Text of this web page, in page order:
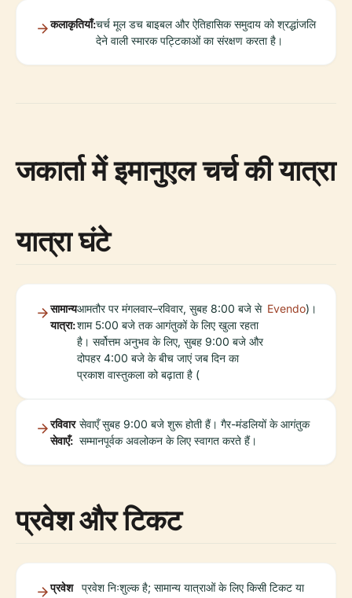
कलाकृतियाँ:चर्च मूल डच बाइबल और ऐतिहासिक समुदाय को श्रद्धांजलि
देने वाली स्मारक पट्टिकाओं का संरक्षण करता है।
जकार्ता में इमानुएल चर्च की यात्रा
यात्रा घंटे
सामान्य
यात्रा:
आमतौर पर मंगलवार–रविवार, सुबह 8:00 बजे से
शाम 5:00 बजे तक आगंतुकों के लिए खुला रहता
है। सर्वोत्तम अनुभव के लिए, सुबह 9:00 बजे और
दोपहर 4:00 बजे के बीच जाएं जब दिन का
प्रकाश वास्तुकला को बढ़ाता है (
Evendo)।
रविवार
सेवाएँ:
सेवाएँ सुबह 9:00 बजे शुरू होती हैं। गैर-मंडलियों के आगंतुक
सम्मानपूर्वक अवलोकन के लिए स्वागत करते हैं।
प्रवेश और टिकट
प्रवेश
प्रवेश निःशुल्क है; सामान्य यात्राओं के लिए किसी टिकट या